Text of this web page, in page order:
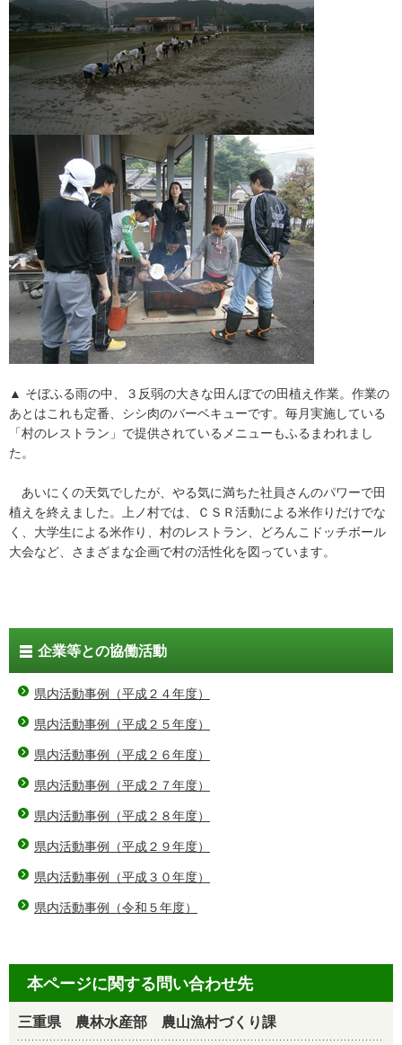
▲ そぼふる雨の中、３反弱の大きな田んぼでの田植え作業。作業の
あとはこれも定番、シシ肉のバーベキューです。毎月実施している
「村のレストラン」で提供されているメニューもふるまわれまし
た。
あいにくの天気でしたが、やる気に満ちた社員さんのパワーで田
植えを終えました。上ノ村では、ＣＳＲ活動による米作りだけでな
く、大学生による米作り、村のレストラン、どろんこドッチボール
大会など、さまざまな企画で村の活性化を図っています。
企業等との協働活動
県内活動事例（平成２４年度）
県内活動事例（平成２５年度）
県内活動事例（平成２６年度）
県内活動事例（平成２７年度）
県内活動事例（平成２８年度）
県内活動事例（平成２９年度）
県内活動事例（平成３０年度）
県内活動事例（令和５年度）
本ページに関する問い合わせ先
三重県 農林水産部 農山漁村づくり課